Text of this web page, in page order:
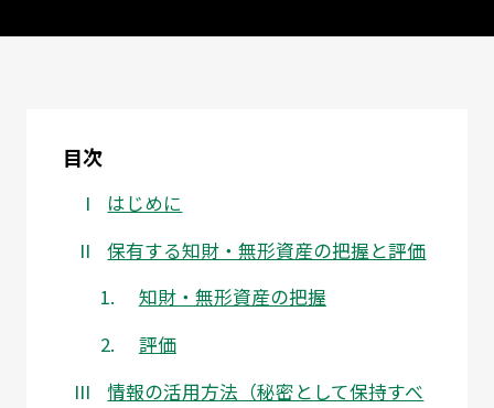
目次
はじめに
保有する知財・無形資産の把握と評価
知財・無形資産の把握
評価
情報の活用方法（秘密として保持すべ